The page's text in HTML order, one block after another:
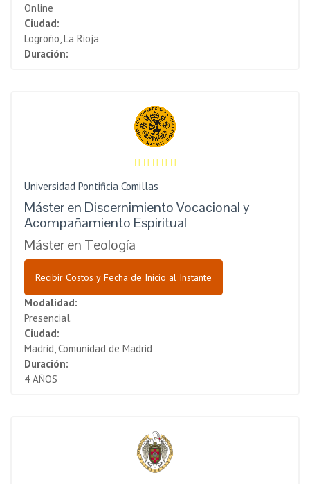
Online
Ciudad:
Logroño, La Rioja
Duración:
Universidad Pontificia Comillas
Máster en Discernimiento Vocacional y
Acompañamiento Espiritual
Máster en Teología
Recibir Costos y Fecha de Inicio al Instante
Modalidad:
Presencial.
Ciudad:
Madrid, Comunidad de Madrid
Duración:
4 AÑOS